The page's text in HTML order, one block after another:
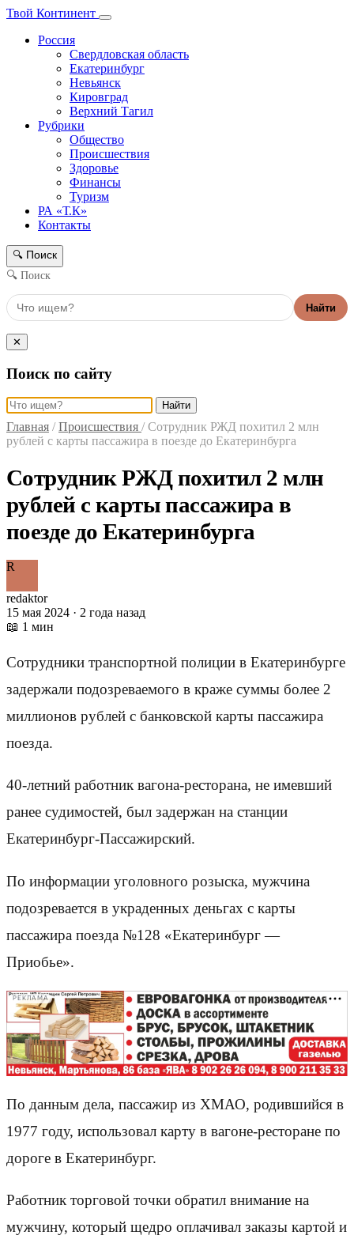
Твой Континент
Россия
Свердловская область
Екатеринбург
Невьянск
Кировград
Верхний Тагил
Рубрики
Общество
Происшествия
Здоровье
Финансы
Туризм
РА «Т.К»
Контакты
🔍 Поиск
🔍 Поиск
Найти
✕
Поиск по сайту
Найти
Главная / Происшествия / Сотрудник РЖД похитил 2 млн
рублей с карты пассажира в поезде до Екатеринбурга
Сотрудник РЖД похитил 2 млн
рублей с карты пассажира в
поезде до Екатеринбурга
R
redaktor
15 мая 2024 · 2 года назад
📖 1 мин
Сотрудники транспортной полиции в Екатеринбурге
задержали подозреваемого в краже суммы более 2
миллионов рублей с банковской карты пассажира
поезда.
40-летний работник вагона-ресторана, не имевший
ранее судимостей, был задержан на станции
Екатеринбург-Пассажирский.
По информации уголовного розыска, мужчина
подозревается в украденных деньгах с карты
пассажира поезда №128 «Екатеринбург —
Приобье».
РЕКЛАМА
По данным дела, пассажир из ХМАО, родившийся в
1977 году, использовал карту в вагоне-ресторане по
дороге в Екатеринбург.
Работник торговой точки обратил внимание на
мужчину, который щедро оплачивал заказы картой и